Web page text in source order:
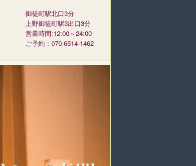
御徒町駅北口3分
上野御徒町駅3出口3分
営業時間:12:00～24:00
ご予約：070-6514-1462